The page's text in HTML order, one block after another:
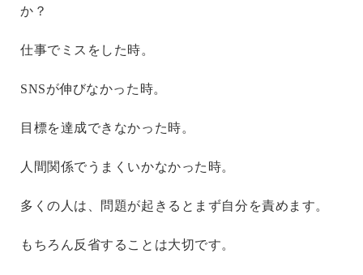
か？
仕事でミスをした時。
SNSが伸びなかった時。
目標を達成できなかった時。
人間関係でうまくいかなかった時。
多くの人は、問題が起きるとまず自分を責めます。
もちろん反省することは大切です。